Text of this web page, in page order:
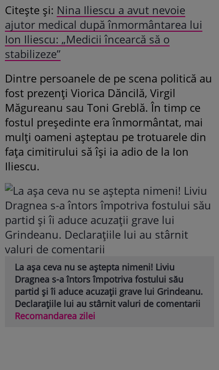
Citește și: Nina Iliescu a avut nevoie
ajutor medical după înmormântarea lui
Ion Iliescu: „Medicii încearcă să o
stabilizeze”
Dintre persoanele de pe scena politică au
fost prezenți Viorica Dăncilă, Virgil
Măgureanu sau Toni Greblă. În timp ce
fostul președinte era înmormântat, mai
mulți oameni așteptau pe trotuarele din
fața cimitirului să își ia adio de la Ion
Iliescu.
La așa ceva nu se aștepta nimeni! Liviu
Dragnea s-a întors împotriva fostului său
partid și îi aduce acuzații grave lui Grindeanu.
Declarațiile lui au stârnit valuri de comentarii
Recomandarea zilei